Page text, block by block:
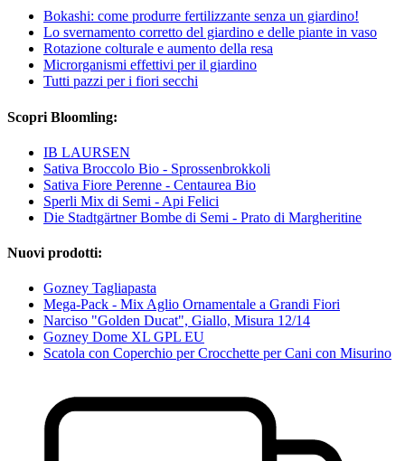
Bokashi: come produrre fertilizzante senza un giardino!
Lo svernamento corretto del giardino e delle piante in vaso
Rotazione colturale e aumento della resa
Microrganismi effettivi per il giardino
Tutti pazzi per i fiori secchi
Scopri Bloomling:
IB LAURSEN
Sativa Broccolo Bio - Sprossenbrokkoli
Sativa Fiore Perenne - Centaurea Bio
Sperli Mix di Semi - Api Felici
Die Stadtgärtner Bombe di Semi - Prato di Margheritine
Nuovi prodotti:
Gozney Tagliapasta
Mega-Pack - Mix Aglio Ornamentale a Grandi Fiori
Narciso "Golden Ducat", Giallo, Misura 12/14
Gozney Dome XL GPL EU
Scatola con Coperchio per Crocchette per Cani con Misurino